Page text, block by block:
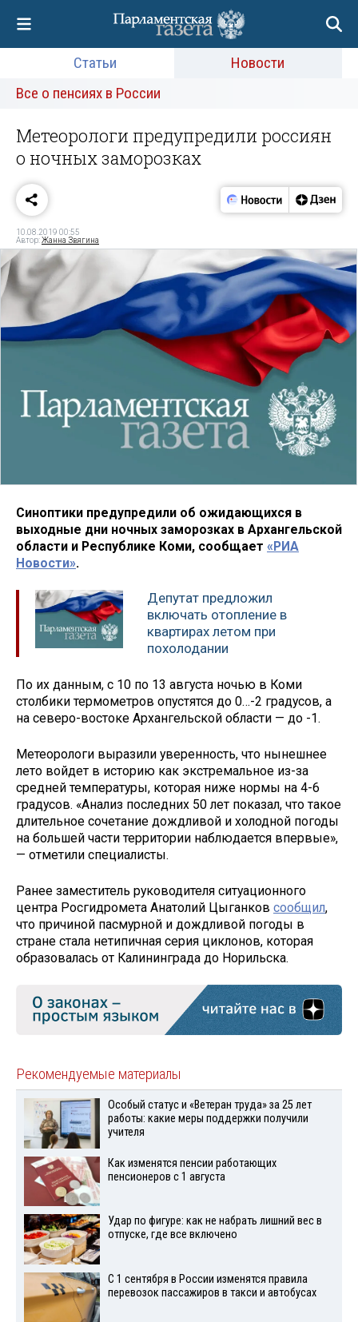
Статьи
Новости
Все о пенсиях в России
Метеорологи предупредили россиян
о ночных заморозках
10.08.2019 00:55
Автор:Жанна Звягина
Синоптики предупредили об ожидающихся в
выходные дни ночных заморозках в Архангельской
области и Республике Коми, сообщает «РИА
Новости».
Депутат предложил
включать отопление в
квартирах летом при
похолодании
По их данным, с 10 по 13 августа ночью в Коми
столбики термометров опустятся до 0…-2 градусов, а
на северо-востоке Архангельской области — до -1.
Метеорологи выразили уверенность, что нынешнее
лето войдет в историю как экстремальное из-за
средней температуры, которая ниже нормы на 4-6
градусов. «Анализ последних 50 лет показал, что такое
длительное сочетание дождливой и холодной погоды
на большей части территории наблюдается впервые»,
— отметили специалисты.
Ранее заместитель руководителя ситуационного
центра Росгидромета Анатолий Цыганков сообщил,
что причиной пасмурной и дождливой погоды в
стране стала нетипичная серия циклонов, которая
образовалась от Калининграда до Норильска.
Рекомендуемые материалы
Особый статус и «Ветеран труда» за 25 лет
работы: какие меры поддержки получили
учителя
Как изменятся пенсии работающих
пенсионеров с 1 августа
Удар по фигуре: как не набрать лишний вес в
отпуске, где все включено
С 1 сентября в России изменятся правила
перевозок пассажиров в такси и автобусах